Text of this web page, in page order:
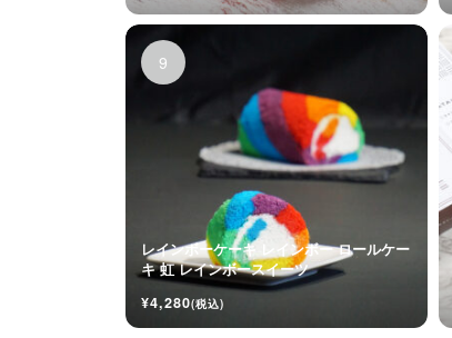
レインボーケーキ レインボー ロールケー
キ 虹 レインボースイーツ
¥4,280(税込)